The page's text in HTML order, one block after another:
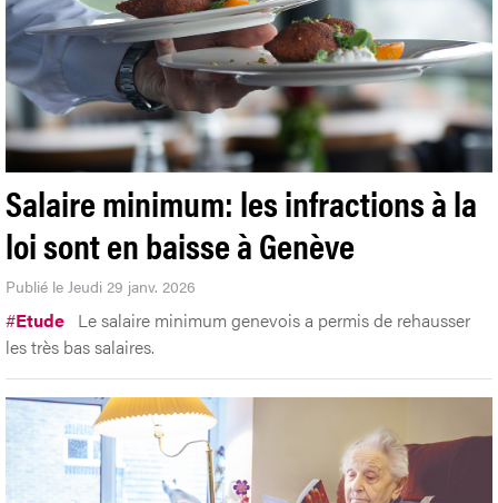
Salaire minimum: les infractions à la
loi sont en baisse à Genève
Publié le Jeudi 29 janv. 2026
#Etude Le salaire minimum genevois a permis de rehausser
les très bas salaires.